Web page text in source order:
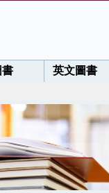
英文圖書